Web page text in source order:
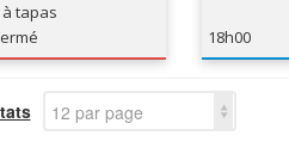
tapas
18h00
12 par page